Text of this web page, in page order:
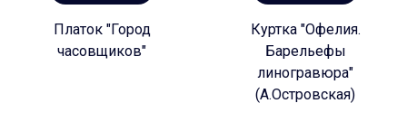
Платок "Город
часовщиков"
Куртка "Офелия.
Барельефы
линогравюра"
(А.Островская)